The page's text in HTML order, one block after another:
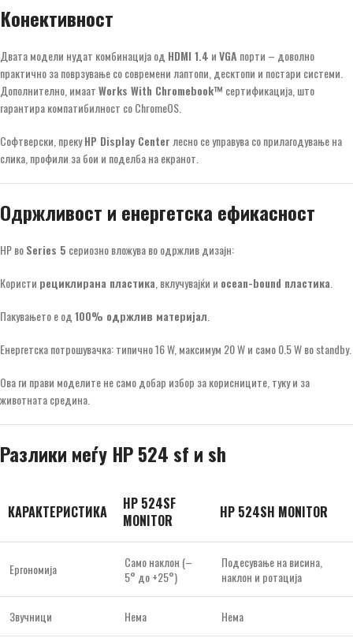
Конективност
Двата модели нудат комбинација од HDMI 1.4 иVGA порти – доволно
практично за поврзување со современи лаптопи, десктопи и постари системи.
Дополнително, имаатWorks With Chromebook™ сертификација, што
гарантира компатибилност со ChromeOS.
Софтверски, прекуHP Display Centerлесно се управува со прилагодување на
слика, профили за бои и поделба на екранот.
Одржливост и енергетска ефикасност
HP воSeries 5 сериозно вложува во одржлив дизајн:
Користи рециклирана пластика, вклучувајќи и ocean-bound пластика.
Пакувањето е од100% одржлив материјал.
Енергетска потрошувачка: типично 16 W, максимум 20 W и само 0.5 W во standby.
Ова ги прави моделите не само добар избор за корисниците, туку и за
животната средина.
Разлики меѓу HP 524 sf и sh
КАРАКТЕРИСТИКА
HP 524SF
MONITOR
HP 524SH MONITOR
Ергономија
Само наклон (–
5° до +25°)
Подесување на висина,
наклон и ротација
Звучници Нема Нема